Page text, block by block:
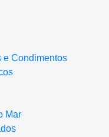
e Condimentos
Mar